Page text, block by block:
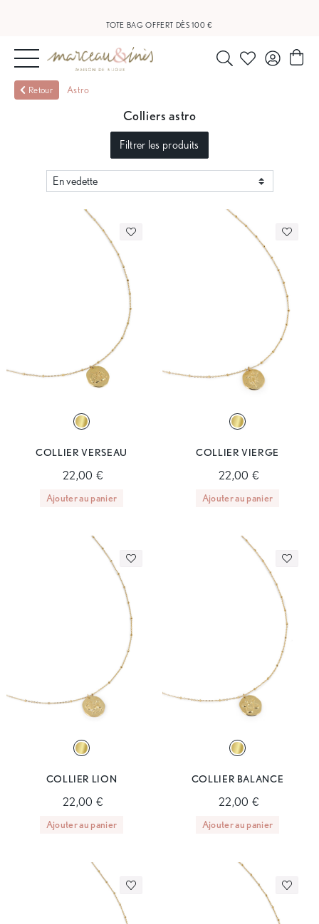
TOTE BAG OFFERT DÈS 100 €
NOUVEAUTÉS
Retour Astro
Colliers astro
Filtrer les produits
COLLIER VERSEAU
22,00 €
Ajouter au panier
COLLIER VIERGE
22,00 €
Ajouter au panier
COLLIER LION
22,00 €
Ajouter au panier
COLLIER BALANCE
22,00 €
Ajouter au panier